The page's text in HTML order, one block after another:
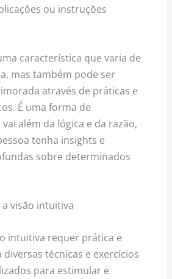
ou instruções
característica que varia de
mas também pode ser
através de práticas e
É uma forma de
além da lógica e da razão,
tenha insights e
sobre determinados
visão intuitiva
intuitiva requer prática e
diversas técnicas e exercícios
para estimular e